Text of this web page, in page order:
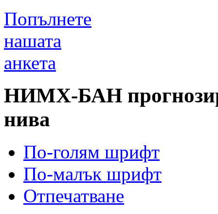
Попълнете
нашата
анкета
НИМХ-БАН
нива
По-голям шрифт
По-малък шрифт
Отпечатване